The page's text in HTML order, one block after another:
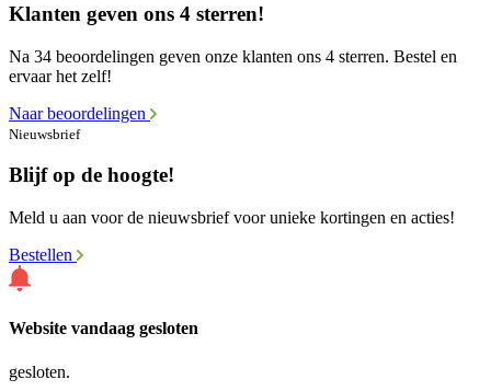
Klanten geven ons 4 sterren!
Na 34 beoordelingen geven onze klanten ons 4 sterren. Bestel en
ervaar het zelf!
Naar beoordelingen
Nieuwsbrief
Blijf op de hoogte!
Meld u aan voor de nieuwsbrief voor unieke kortingen en acties!
Bestellen
Website vandaag gesloten
gesloten.